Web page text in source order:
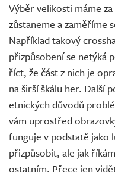
Výběr velikosti máme
zůstaneme a zaměříme
Například takový
přizpůsobení se netýká
říct, že část z nich je
na širší škálu her. Další
etnických důvodů
vám uprostřed
funguje v podstatě jako
přizpůsobit, ale jak
ostatním. Přece jen